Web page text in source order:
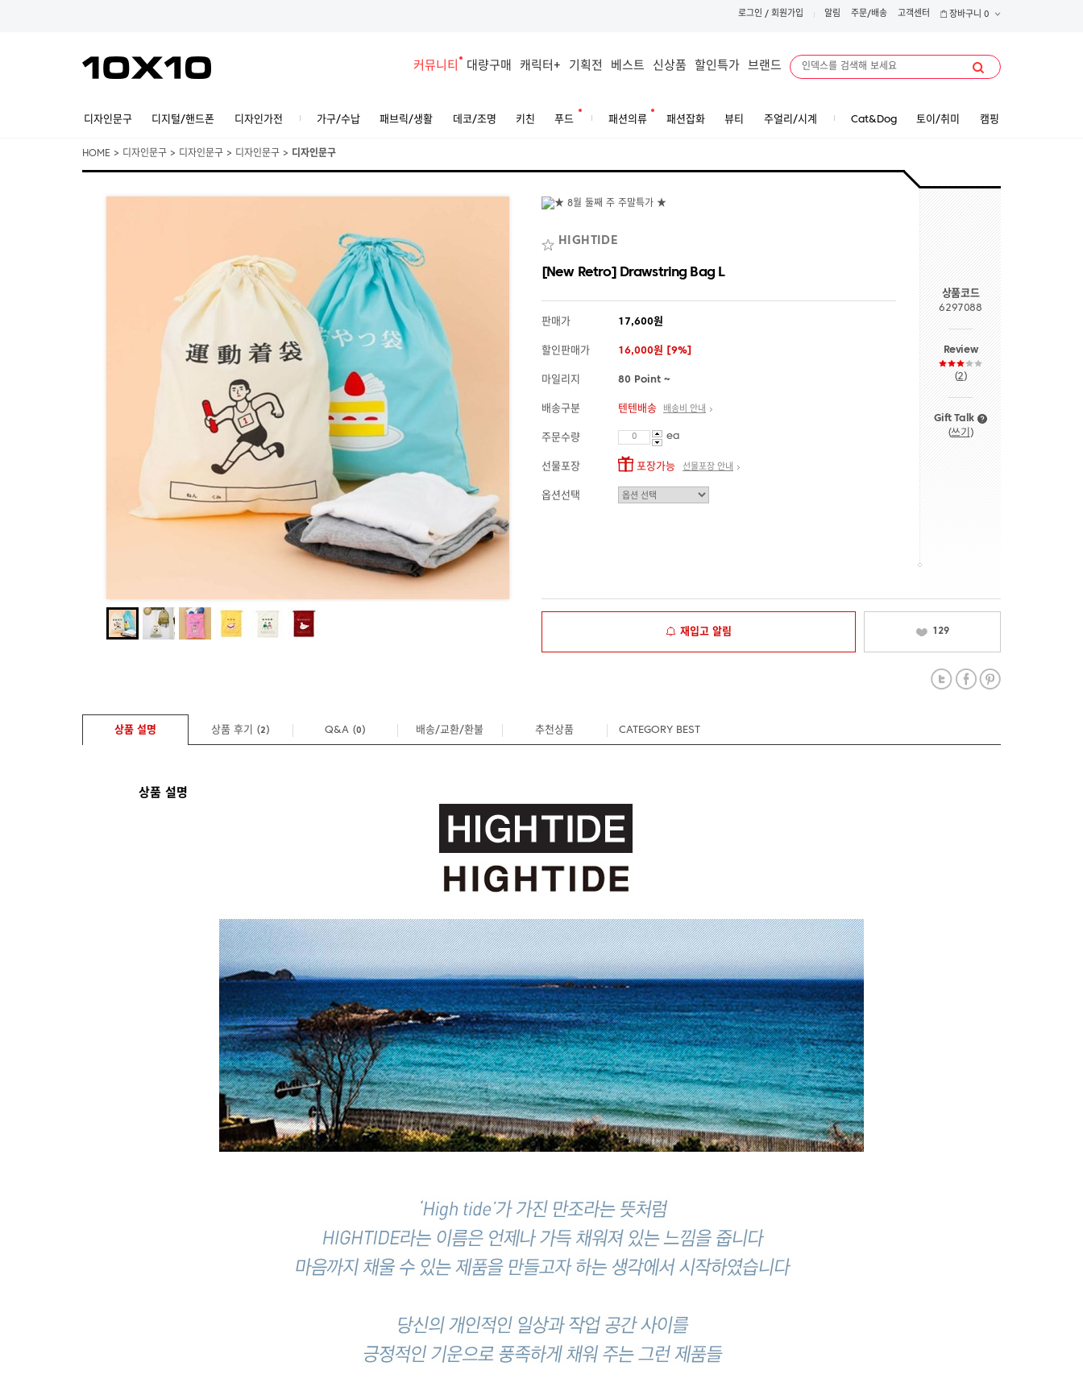
로그인 / 회원가입 알림 주문/배송 고객센터 장바구니 0
커뮤니티 대량구매 캐릭터+ 기획전 베스트 신상품 할인특가 브랜드
디자인문구 디지털/핸드폰 디자인가전 가구/수납 패브릭/생활 데코/조명 키친 푸드 패션의류 패션잡화 뷰티 주얼리/시계 Cat&Dog 토이/취미 캠핑
HOME > 디자인문구 > 디자인문구 > 디자인문구 > 디자인문구
HIGHTIDE
[New Retro] Drawstring Bag L
판매가 17,600원
할인판매가 16,000원 [9%]
마일리지 80 Point ~
배송구분 텐텐배송 배송비 안내
주문수량 ea
선물포장 포장가능 선물포장 안내
옵션선택
상품코드
6297088
Review
(2)
Gift Talk
(쓰기 )
재입고 알림 129
상품 설명 상품 후기 (2) Q&A (0) 배송/교환/환불 추천상품 CATEGORY BEST
상품 설명